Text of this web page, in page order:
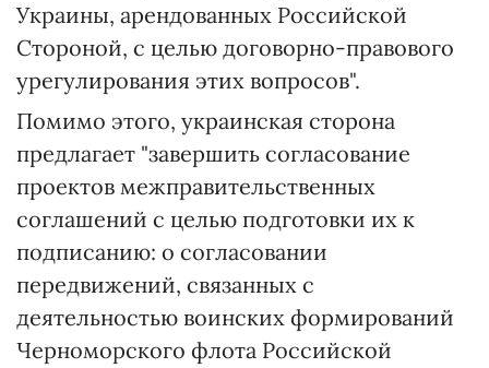
Украины, арендованных Российской
Стороной, с целью договорно-правового
урегулирования этих вопросов".
Помимо этого, украинская сторона
предлагает "завершить согласование
проектов межправительственных
соглашений с целью подготовки их к
подписанию: о согласовании
передвижений, связанных с
деятельностью воинских формирований
Черноморского флота Российской